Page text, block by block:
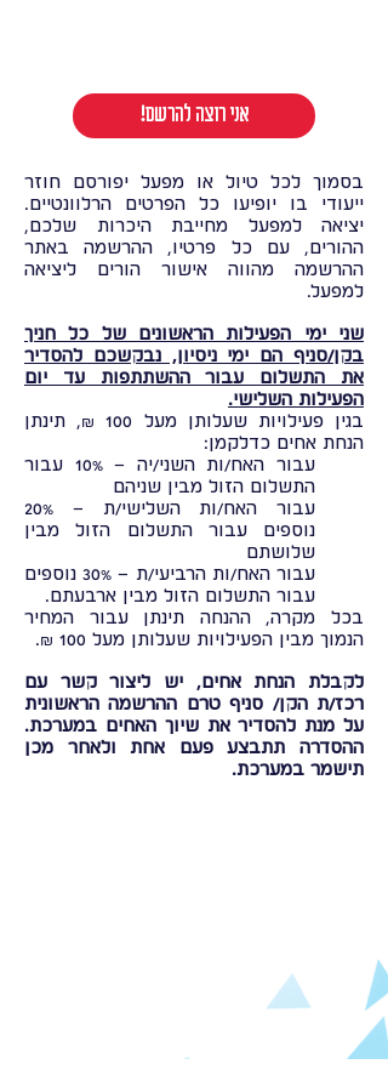
!אני רוצה להרשם
בסמוך לכל טיול או מפעל יפורסם חוזר
ייעודי בו יופיעו כל הפרטים הרלוונטיים.
יציאה למפעל מחייבת היכרות שלכם,
ההורים, עם כל פרטיו, ההרשמה באתר
ההרשמה מהווה אישור הורים ליציאה
למפעל.
שני ימי הפעילות הראשונים של כל חניך
בקן/סניף הם ימי ניסיון, נבקשכם להסדיר
את התשלום עבור ההשתתפות עד יום
הפעילות השלישי.
בגין פעילויות שעלותן מעל 100 ₪, תינתן
הנחת אחים כדלקמן:
עבור האח/ות השני/יה – 10% עבור
התשלום הזול מבין שניהם
עבור האח/ות השלישי/ת – 20%
נוספים עבור התשלום הזול מבין
שלושתם
עבור האח/ות הרביעי/ת – 30% נוספים
עבור התשלום הזול מבין ארבעתם.
בכל מקרה, ההנחה תינתן עבור המחיר
הנמוך מבין הפעילויות שעלותן מעל 100 ₪.
לקבלת הנחת אחים, יש ליצור קשר עם
רכז/ת הקן/ סניף טרם ההרשמה הראשונית
על מנת להסדיר את שיוך האחים במערכת.
ההסדרה תתבצע פעם אחת ולאחר מכן
תישמר במערכת.